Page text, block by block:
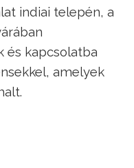
indiai telepén, a
és kapcsolatba
amelyek